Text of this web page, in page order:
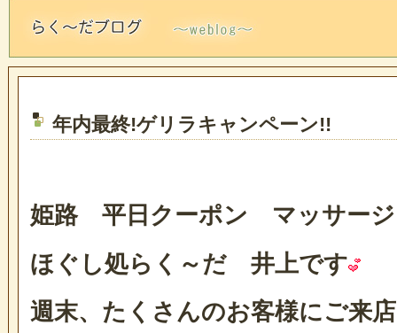
年内最終!ゲリラキャンペーン!!
姫路 平日クーポン マッサージ
ほぐし処らく～だ 井上です
週末、たくさんのお客様にご来